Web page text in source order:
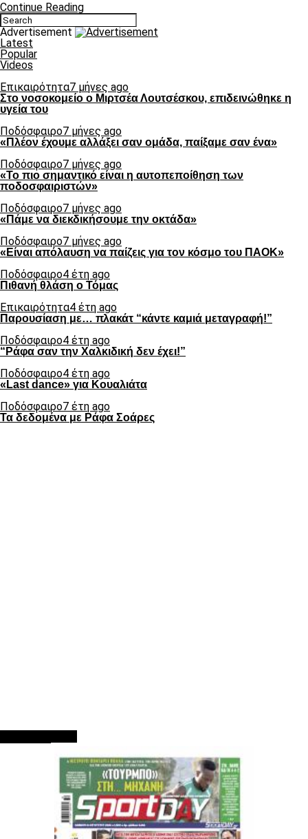
Continue Reading
Advertisement
Latest
Popular
Videos
Επικαιρότητα7 μήνες ago
Στο νοσοκομείο ο Μιρτσέα Λουτσέσκου, επιδεινώθηκε η
υγεία του
Ποδόσφαιρο7 μήνες ago
«Πλέον έχουμε αλλάξει σαν ομάδα, παίξαμε σαν ένα»
Ποδόσφαιρο7 μήνες ago
«Το πιο σημαντικό είναι η αυτοπεποίθηση των
ποδοσφαιριστών»
Ποδόσφαιρο7 μήνες ago
«Πάμε να διεκδικήσουμε την οκτάδα»
Ποδόσφαιρο7 μήνες ago
«Είναι απόλαυση να παίζεις για τον κόσμο του ΠΑΟΚ»
Ποδόσφαιρο4 έτη ago
Πιθανή θλάση ο Τόμας
Επικαιρότητα4 έτη ago
Παρουσίαση με… πλακάτ “κάντε καμιά μεταγραφή!”
Ποδόσφαιρο4 έτη ago
“Ράφα σαν την Χαλκιδική δεν έχει!”
Ποδόσφαιρο4 έτη ago
«Last dance» για Κουαλιάτα
Ποδόσφαιρο7 έτη ago
Τα δεδομένα με Ράφα Σοάρες